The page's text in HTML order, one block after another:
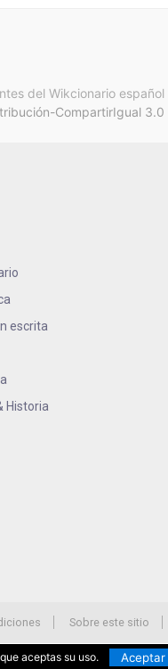
del Wikcionario español
CompartirIgual 3.0
escrita
Historia
Sobre este sitio
aceptas su uso. Aceptar